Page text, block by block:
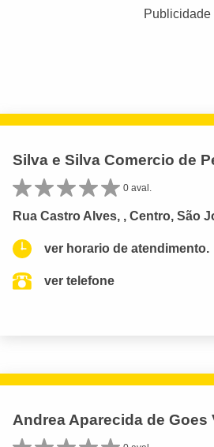
Publicidade
Silva e Silva Comercio de
0 aval.
Rua Castro Alves, , Centro, São
ver horario de atendimento.
ver telefone
Andrea Aparecida de Goes